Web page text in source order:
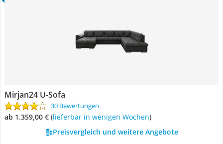
Mirjan24 U-Sofa
30 Bewertungen
ab 1.359,00 € ( Lieferbar in wenigen Wochen)
Preisvergleich und weitere Angebote